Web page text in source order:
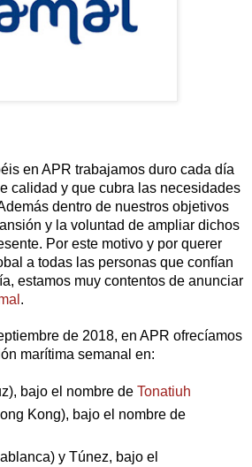
en APR trabajamos duro cada día
calidad y que cubra las necesidades
dentro de nuestros objetivos
y la voluntad de ampliar dichos
Por este motivo y por querer
a todas las personas que confían
estamos muy contentos de anunciar
.
de 2018, en APR ofrecíamos
marítima semanal en:
bajo el nombre de Tonatiuh
Asia Oriental (Hong Kong), bajo el nombre de
y Túnez, bajo el